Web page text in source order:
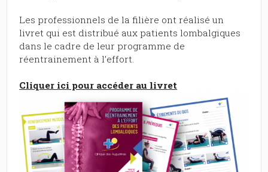
Les professionnels de la filière ont réalisé un
livret qui est distribué aux patients lombalgiques
dans le cadre de leur programme de
réentrainement à l’effort.
Cliquer ici pour accéder au livret